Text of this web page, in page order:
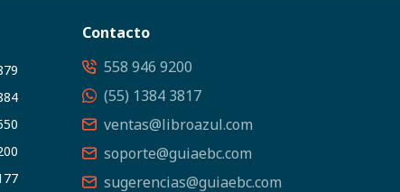
Contacto
558 946 9200
(55) 1384 3817
ventas@libroazul.com
soporte@guiaebc.com
sugerencias@guiaebc.com